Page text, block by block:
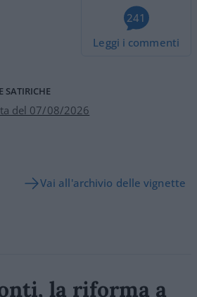
241
Leggi i commenti
SATIRICHE
del 07/08/2026
Vai all'archivio delle vignette
la riforma a